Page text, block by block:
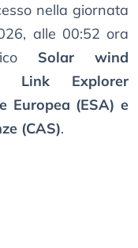
nella giornata
alle 00:52 ora
Solar wind
Link Explorer
Europea (ESA) e
(CAS).